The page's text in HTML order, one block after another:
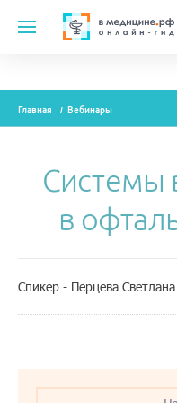
Модули
Эксперты
Рекламодателям
Контакты
Главная Вебинары
Системы
в
Спикер - Перцева Светлана